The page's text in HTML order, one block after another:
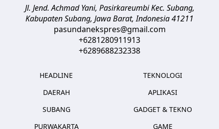
Jl. Jend. Achmad Yani, Pasirkareumbi Kec. Subang,
Kabupaten Subang, Jawa Barat,Indonesia41211
pasundanekspres@gmail.com
+6281280911913
+6289688232338
HEADLINE
DAERAH
SUBANG
PURWAKARTA
TEKNOLOGI
APLIKASI
GADGET & TEKNO
GAME